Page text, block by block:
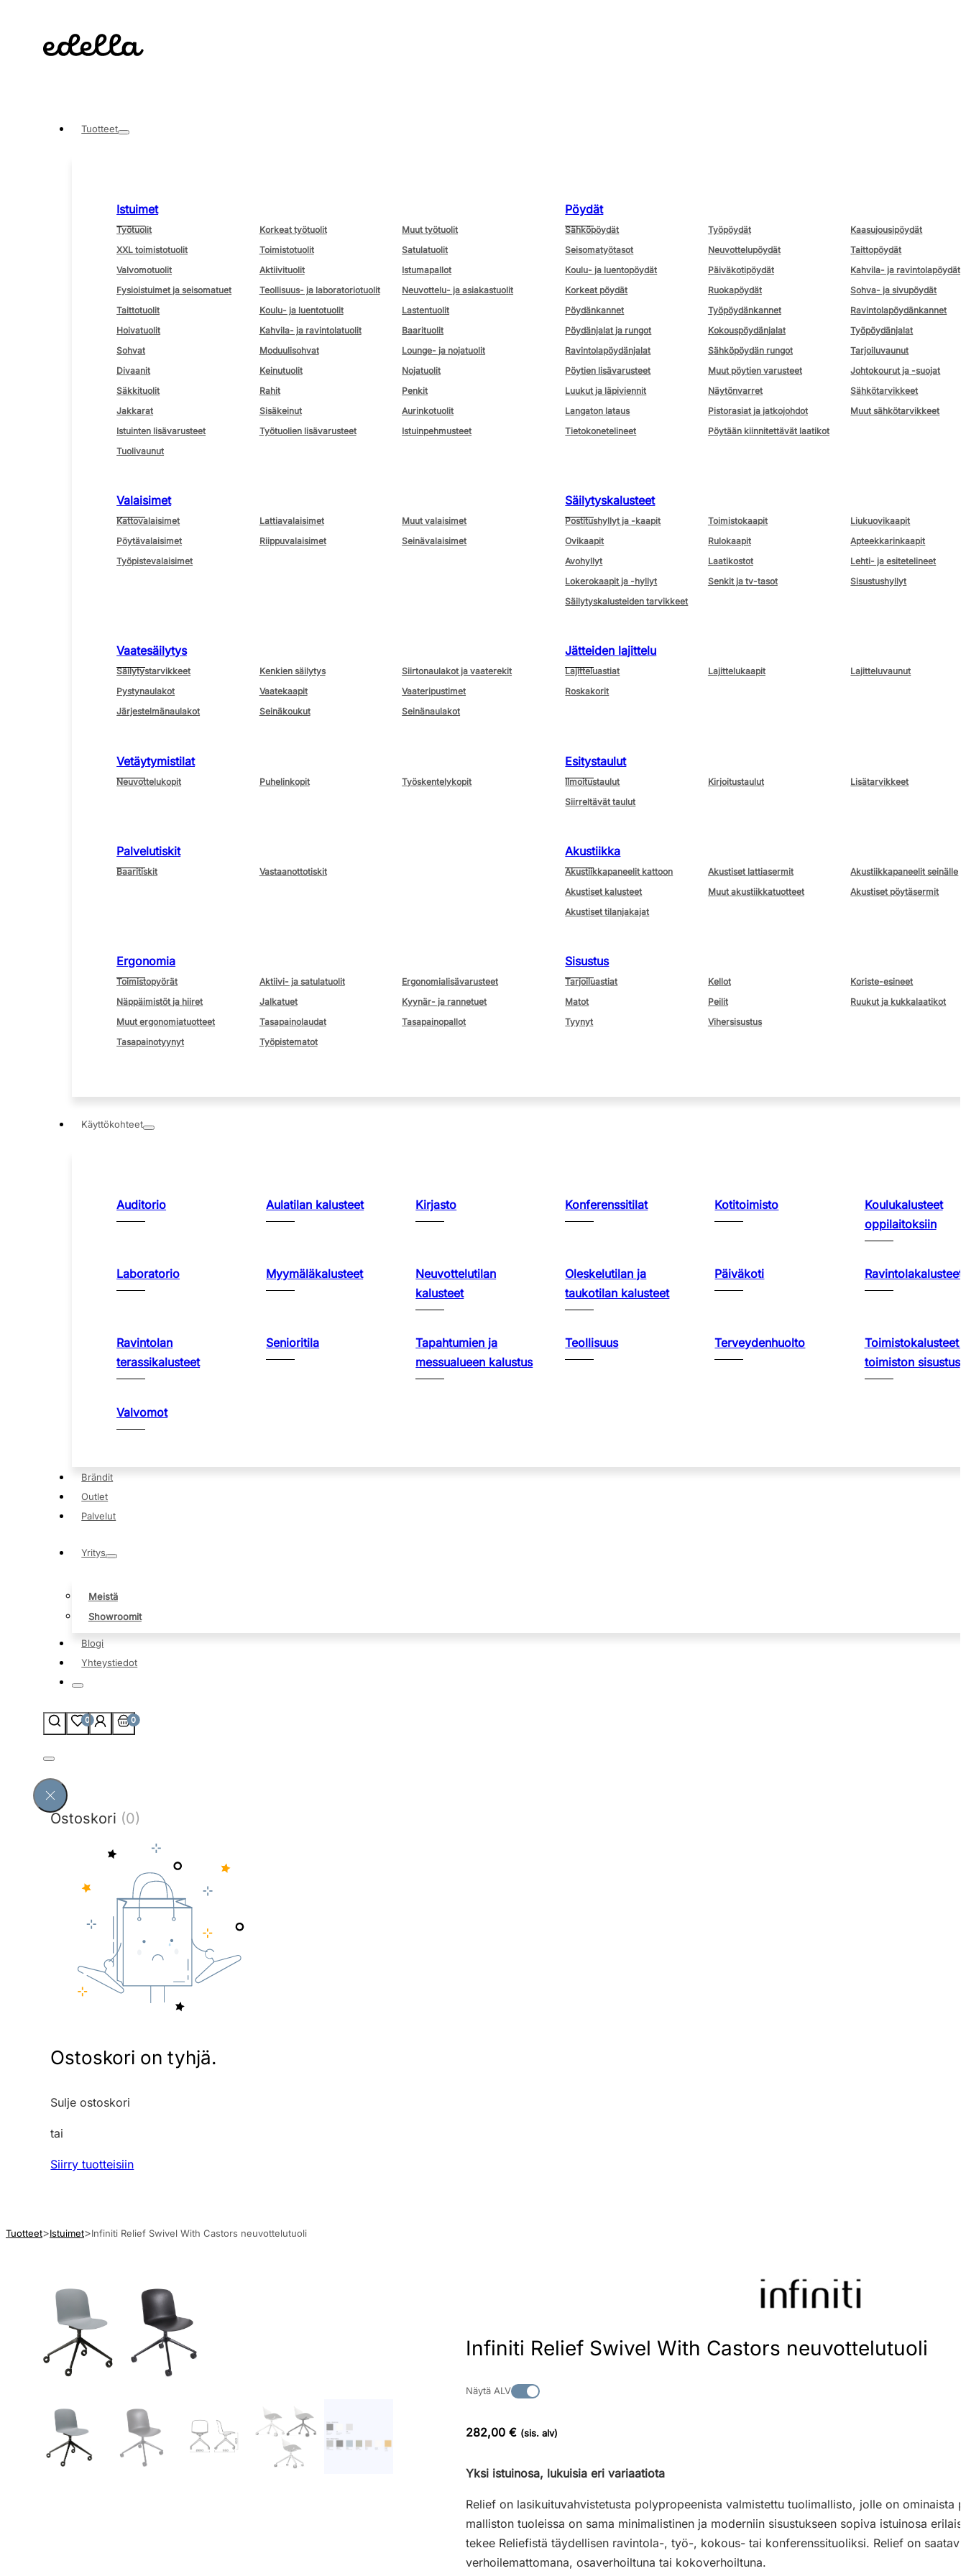
Tuotteet
Istuimet
Työtuolit Korkeat työtuolit
Muut työtuolit
XXL toimistotuolit
Toimistotuolit
Satulatuolit
Valvomotuolit
Aktiivituolit
Istumapallot
Fysioistuimet ja seisomatuet
Teollisuus- ja laboratoriotuolit
Neuvottelu- ja asiakastuolit
Taittotuolit
Koulu- ja luentotuolit
Lastentuolit
Hoivatuolit
Kahvila- ja ravintolatuolit
Baarituolit
Sohvat
Moduulisohvat
Lounge- ja nojatuolit
Divaanit
Keinutuolit
Nojatuolit
Säkkituolit
Rahit
Penkit
Jakkarat
Sisäkeinut
Aurinkotuolit
Istuinten lisävarusteet
Työtuolien lisävarusteet
Istuinpehmusteet
Tuolivaunut
Pöydät
Sähköpöydät Työpöydät
Kaasujousipöydät
Seisomatyötasot
Neuvottelupöydät
Taittopöydät
Koulu- ja luentopöydät
Päiväkotipöydät
Kahvila- ja ravintolapöydät
Korkeat pöydät
Ruokapöydät
Sohva- ja sivupöydät
Pöydänkannet
Työpöydänkannet
Ravintolapöydänkannet
Pöydänjalat ja rungot
Kokouspöydänjalat
Työpöydänjalat
Ravintolapöydänjalat
Sähköpöydän rungot
Tarjoiluvaunut
Pöytien lisävarusteet
Muut pöytien varusteet
Johtokourut ja -suojat
Luukut ja läpiviennit
Näytönvarret
Sähkötarvikkeet
Langaton lataus
Pistorasiat ja jatkojohdot
Muut sähkötarvikkeet
Tietokonetelineet
Pöytään kiinnitettävät laatikot
Valaisimet
Kattovalaisimet Lattiavalaisimet
Muut valaisimet
Pöytävalaisimet
Riippuvalaisimet
Seinävalaisimet
Työpistevalaisimet
Säilytyskalusteet
Postitushyllyt ja -kaapit Toimistokaapit
Liukuovikaapit
Ovikaapit
Rulokaapit
Apteekkarinkaapit
Avohyllyt
Laatikostot
Lehti- ja esitetelineet
Lokerokaapit ja -hyllyt
Senkit ja tv-tasot
Sisustushyllyt
Säilytyskalusteiden tarvikkeet
Vaatesäilytys
Säilytystarvikkeet Kenkien säilytys
Siirtonaulakot ja vaaterekit
Pystynaulakot
Vaatekaapit
Vaateripustimet
Järjestelmänaulakot
Seinäkoukut Seinänaulakot
Jätteiden lajittelu
Lajitteluastiat Lajittelukaapit
Lajitteluvaunut
Roskakorit
Vetäytymistilat
Neuvottelukopit Puhelinkopit Työskentelykopit
Esitystaulut
Ilmoitustaulut Kirjoitustaulut
Lisätarvikkeet
Siirreltävät taulut
Palvelutiskit
Baaritiskit Vastaanottotiskit
Akustiikka
Akustiikkapaneelit kattoon Akustiset lattiasermit
Akustiikkapaneelit seinälle
Akustiset kalusteet
Muut akustiikkatuotteet
Akustiset pöytäsermit
Akustiset tilanjakajat
Ergonomia
Toimistopyörät Aktiivi- ja satulatuolit
Ergonomialisävarusteet
Näppäimistöt ja hiiret
Jalkatuet
Kyynär- ja rannetuet
Muut ergonomiatuotteet
Tasapainolaudat
Tasapainopallot
Tasapainotyynyt
Työpistematot
Sisustus
Tarjoiluastiat Kellot
Koriste-esineet
Matot
Peilit
Ruukut ja kukkalaatikot
Tyynyt
Vihersisustus
Käyttökohteet
Auditorio Aulatilan kalusteet Kirjasto Konferenssitilat Kotitoimisto
Koulukalusteet
oppilaitoksiin
Laboratorio Myymäläkalusteet
Neuvottelutilan
kalusteet
Oleskelutilan ja
taukotilan kalusteet
Päiväkoti Ravintolakalusteet
Ravintolan
terassikalusteet
Senioritila
Tapahtumien ja
messualueen kalustus
Teollisuus Terveydenhuolto
Toimistokalusteet
toimiston sisustus
Valvomot
Brändit
Outlet
Palvelut
Yritys
Meistä
Showroomit
Blogi
Yhteystiedot
0 0
Ostoskori (0)
Ostoskori on tyhjä.
Sulje ostoskori
tai
Siirry tuotteisiin
Tuotteet Istuimet Infiniti Relief Swivel With Castors neuvottelutuoli
Infiniti Relief Swivel With Castors neuvottelutuoli
Näytä ALV
282,00 € (sis. alv)
Yksi istuinosa, lukuisia eri variaatiota
Relief on lasikuituvahvistetusta polypropeenista valmistettu tuolimallisto, jolle on ominaista
malliston tuoleissa on sama minimalistinen ja moderniin sisustukseen sopiva istuinosa
tekee Reliefistä täydellisen ravintola-, työ-, kokous- tai konferenssituoliksi. Relief on
verhoilemattomana, osaverhoiltuna tai kokoverhoiltuna.